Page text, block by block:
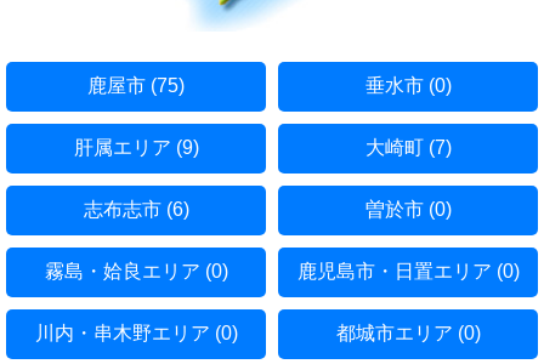
鹿屋市 (75) 垂水市 (0)
肝属エリア (9) 大崎町 (7)
志布志市 (6) 曽於市 (0)
霧島・姶良エリア (0) 鹿児島市・日置エリア (0)
川内・串木野エリア (0) 都城市エリア (0)